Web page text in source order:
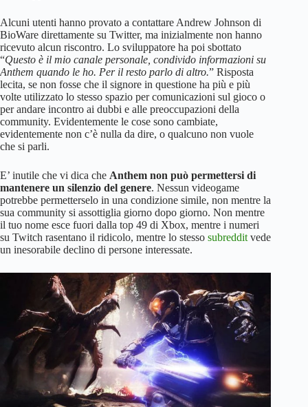
Alcuni utenti hanno provato a contattare Andrew Johnson di
BioWare direttamente su Twitter, ma inizialmente non hanno
ricevuto alcun riscontro. Lo sviluppatore ha poi sbottato
“Questo è il mio canale personale, condivido informazioni su
Anthem quando le ho. Per il resto parlo di altro.” Risposta
lecita, se non fosse che il signore in questione ha più e più
volte utilizzato lo stesso spazio per comunicazioni sul gioco o
per andare incontro ai dubbi e alle preoccupazioni della
community. Evidentemente le cose sono cambiate,
evidentemente non c’è nulla da dire, o qualcuno non vuole
che si parli.
E’ inutile che vi dica che Anthem non può permettersi di
mantenere un silenzio del genere. Nessun videogame
potrebbe permetterselo in una condizione simile, non mentre la
sua community si assottiglia giorno dopo giorno. Non mentre
il tuo nome esce fuori dalla top 49 di Xbox, mentre i numeri
su Twitch rasentano il ridicolo, mentre lo stesso subreddit vede
un inesorabile declino di persone interessate.